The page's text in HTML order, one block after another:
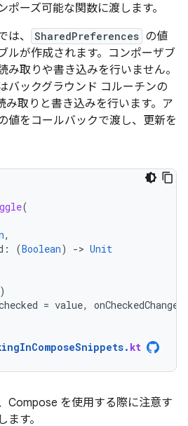
ーズ可能な関数に渡します。
は、
SharedPreferences の値
ルが作成されます。コンポーザブ
み取りや書き込みを行いません。
バックグラウンド コルーチンの
み取りと書き込みを行います。ア
値をコールバックで渡し、更新を
(
,
: (Boolean) -> Unit
)
= value, onCheckedChange
. kt
Compose を使用する際に注意す
す。